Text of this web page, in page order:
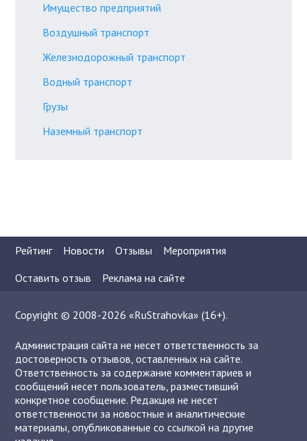
Имущество предприятий
Воздушный транспорт
Железнодорожный транспорт
Водный транспорт
Грузы
Наземный транспорт
Рейтинг Новости Отзывы
Мероприятия
Оставить отзыв
Реклама на сайте
Copyright © 2008-2026 «RuStrahovka» (16+).
Администрация сайта не несет ответственность за
достоверность отзывов, оставленных на сайте.
Ответственность за содержание комментариев и
сообщений несет пользователь, разместивший
конкретное сообщение. Редакция не несет
ответственности за новостные и аналитические
материалы, опубликованные со ссылкой на другие